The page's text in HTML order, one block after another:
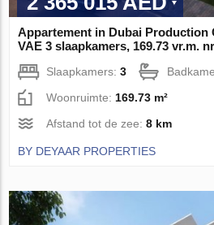
Appartement in Dubai Production
VAE 3 slaapkamers, 169.73 vr.m.
Slaapkamers:3
Woonruimte:169.73 m²
Afstand tot de zee:8 km
BY DEYAAR PROPERTIES